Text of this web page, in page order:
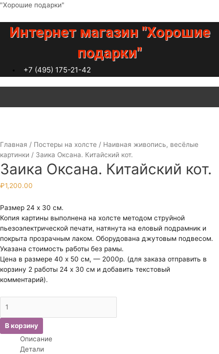
Перейти
"Хорошие подарки"
Интернет магазин "Хорошие
подарки"
+7 (495) 175-21-42
Главная / Постеры на холсте / Наивная живопись, весёлые
картинки / Заика Оксана. Китайский кот.
Заика Оксана. Китайский кот.
₽1,200.00
Размер 24 х 30 см.
Копия картины выполнена на холсте методом струйной
пьезоэлектрической печати, натянута на еловый подрамник и
покрыта прозрачным лаком. Оборудована джутовым подвесом.
Указана стоимость работы без рамы.
Цена в размере 40 х 50 см, — 2000р. (для заказа отправить в
корзину 2 работы 24 х 30 см и добавить текстовый
комментарий).
товара
Заика
Оксана.
Китайский
В корзину
Описание
Детали